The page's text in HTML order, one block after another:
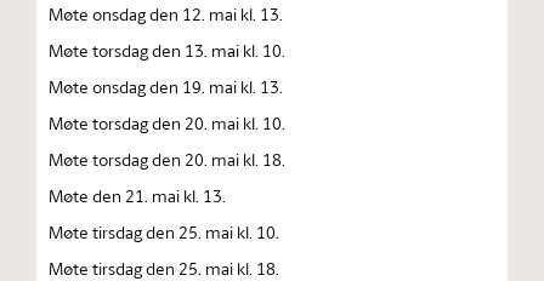
Møte onsdag den 12. mai kl. 13.
Møte torsdag den 13. mai kl. 10.
Møte onsdag den 19. mai kl. 13.
Møte torsdag den 20. mai kl. 10.
Møte torsdag den 20. mai kl. 18.
Møte den 21. mai kl. 13.
Møte tirsdag den 25. mai kl. 10.
Møte tirsdag den 25. mai kl. 18.